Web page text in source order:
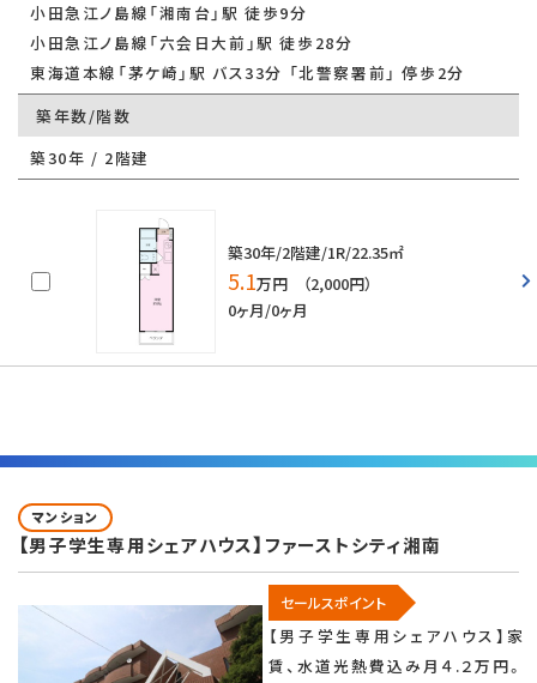
小田急江ノ島線「湘南台」駅 徒歩9分
小田急江ノ島線「六会日大前」駅 徒歩28分
東海道本線「茅ケ崎」駅 バス33分 「北警察署前」 停歩2分
築年数/階数
築30年 / 2階建
築30年/2階建/1R/22.35㎡
5.1万円 （2,000円）
0ヶ月/0ヶ月
マンション
【男子学生専用シェアハウス】ファーストシティ湘南
セールスポイント
【男子学生専用シェアハウス】家
賃、水道光熱費込み月４.２万円。